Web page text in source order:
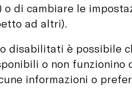
di cambiare le
ad altri).
disabilitati è possibile
o non funzionino
informazioni o